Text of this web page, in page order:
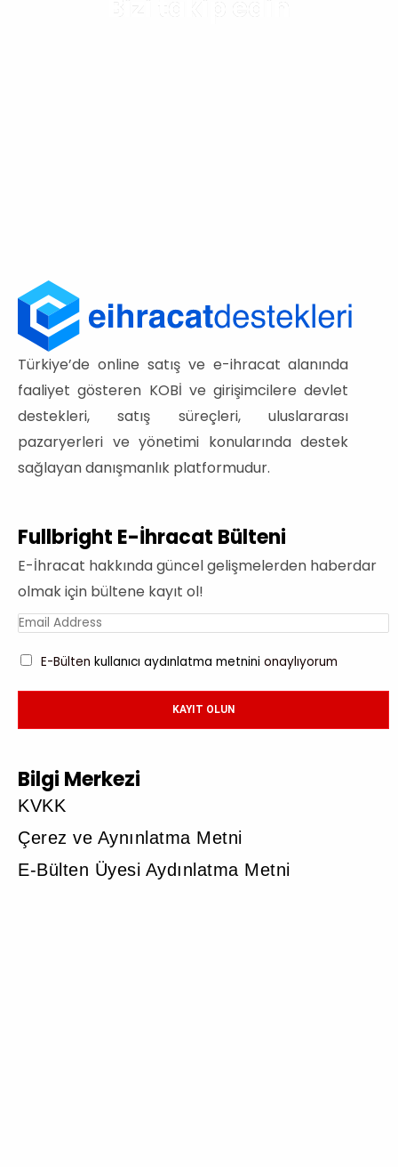
Türkiye’de online satış ve e-ihracat alanında
faaliyet gösteren KOBİ ve girişimcilere devlet
destekleri, satış süreçleri, uluslararası
pazaryerleri ve yönetimi konularında destek
sağlayan danışmanlık platformudur.
Fullbright E-İhracat Bülteni
E-İhracat hakkında güncel gelişmelerden haberdar
olmak için bültene kayıt ol!
E-Bülten kullanıcı aydınlatma metnini onaylıyorum
KAYIT OLUN
Bilgi Merkezi
KVKK
Çerez ve Aynınlatma Metni
E-Bülten Üyesi Aydınlatma Metni